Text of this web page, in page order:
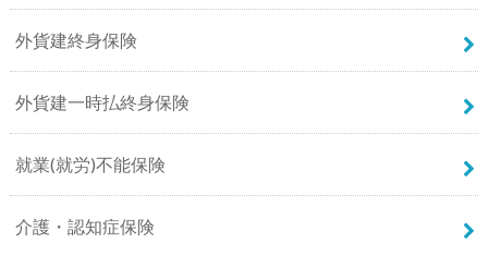
外貨建終身保険
外貨建一時払終身保険
就業(就労)不能保険
介護・認知症保険